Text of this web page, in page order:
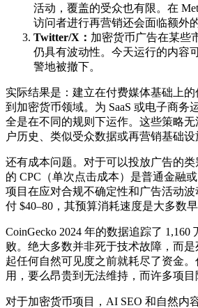
活动，覆盖的受众也有限。在
访问者进行再营销还会面临额外
Twitter/X： 加密货币广告在某些
仍具有波动性。今天运行的内容
警地被撤下。
实际结果是：建立在付费媒体基础上
到加密货币领域。为 SaaS 或电子商务
全是在不同的规则下运作。这些策略
户历史、类似受众数据或再营销基础设
还有成本问题。对于可以投放广告的
的 CPC（单次点击成本）是普通金融或
项目在应对合规不确定性和广告活动
付 $40–80，其预算消耗速度是大多数
CoinGecko 2024 年的数据追踪了
败。绝大多数并非死于技术故障，而
起任何自然可见度之前就耗尽了资金
用，要么昂贵到无法维持，而许多项目
对于加密货币项目，AI SEO 和自然内